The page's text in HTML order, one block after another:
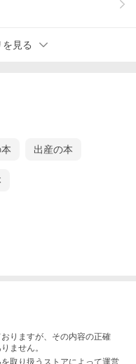
見る
出産の本
りますが、その内容の正確
ません。